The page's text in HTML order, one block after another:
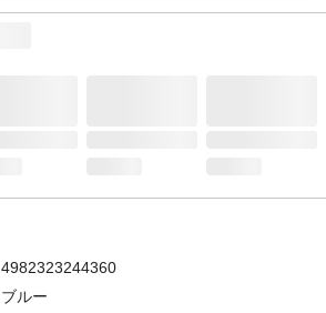
4982323244360
ブルー